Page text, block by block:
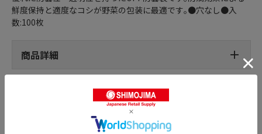
鮮度保持と適度なコシが野菜の包装に最適です｡●穴なし●入
数:100枚
商品詳細
ボードン袋 穴なしの人気商品との比較